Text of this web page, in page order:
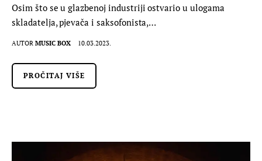
Osim što se u glazbenoj industriji ostvario u ulogama
skladatelja, pjevača i saksofonista,…
AUTOR MUSIC BOX 10.03.2023.
PROČITAJ VIŠE